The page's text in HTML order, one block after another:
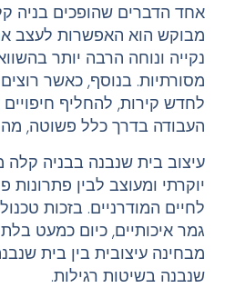
אחד הדברים שהופכים בניה
מבוקש הוא האפשרות לעצב
נקייה ונוחה הרבה יותר
מסורתיות. בנוסף, כאשר
לחדש קירות, להחליף
העבודה בדרך כלל פשוטה,
עיצוב בית שנבנה בבניה
יוקרתי ומעוצב לבין
לחיים המודרניים. בזכות
גמר איכותיים, כיום כמעט
מבחינה עיצובית בין בית
שנבנה בשיטות רגילות.